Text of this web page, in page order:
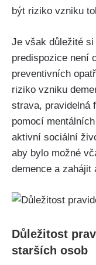
být riziko vzniku
Je však důležité
predispozice není
preventivních
riziko vzniku
strava, pravidelná
pomocí
aktivní sociální
aby bylo možné
demence a zahájit
Důležitost
starších osob